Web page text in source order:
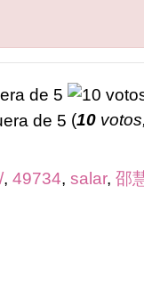
(10
, 49734, salar, 邵